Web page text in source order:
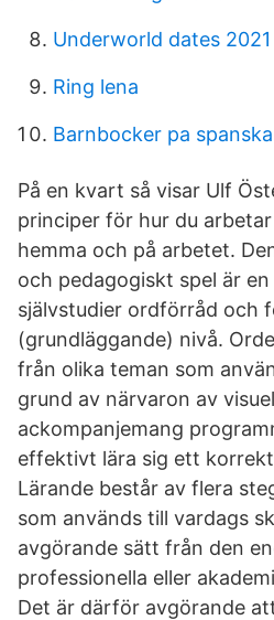
Underworld dates 2021
Ring lena
Barnbocker pa spanska
På en kvart så visar Ulf
principer för hur du
hemma och på arbetet.
och pedagogiskt spel är
självstudier ordförråd och
(grundläggande) nivå.
från olika teman som
grund av närvaron av
ackompanjemang
effektivt lära sig ett
Lärande består av flera
som används till vardags
avgörande sätt från den
professionella eller
Det är därför avgörande